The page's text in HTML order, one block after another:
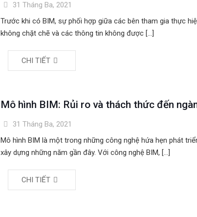
31 Tháng Ba, 2021
Trước khi có BIM, sự phối hợp giữa các bên tham gia thực
không chặt chẽ và các thông tin không được […]
CHI TIẾT
Mô hình BIM: Rủi ro và thách thức đến
31 Tháng Ba, 2021
Mô hình BIM là một trong những công nghệ hứa hẹn phát
xây dựng những năm gần đây. Với công nghệ BIM, […]
CHI TIẾT